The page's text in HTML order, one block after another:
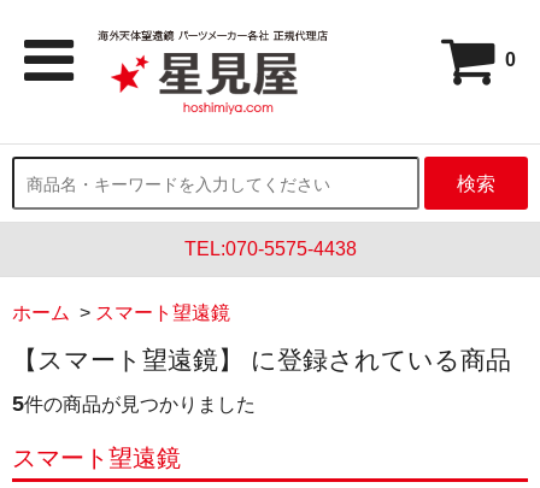
0
検索
TEL:070-5575-4438
ホーム > スマート望遠鏡
【スマート望遠鏡】 に登録されている商品
5件の商品が見つかりました
スマート望遠鏡